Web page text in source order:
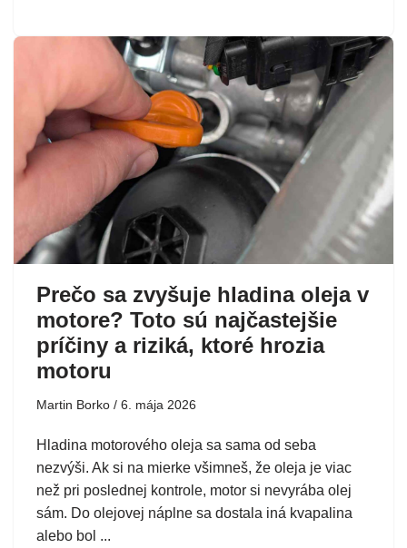
Prečo sa zvyšuje hladina oleja v
motore? Toto sú najčastejšie
príčiny a riziká, ktoré hrozia
motoru
Martin Borko 6. mája 2026
Hladina motorového oleja sa sama od seba
nezvýši. Ak si na mierke všimneš, že oleja je viac
než pri poslednej kontrole, motor si nevyrába olej
sám. Do olejovej náplne sa dostala iná kvapalina
alebo bol ...